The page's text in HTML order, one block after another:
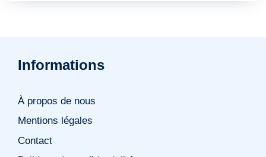
Informations
À propos de nous
Mentions légales
Contact